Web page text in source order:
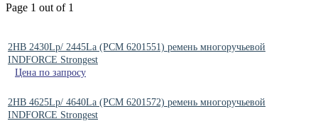
Page 1 out of 1
2HB 2430Lp/ 2445La (РСМ 6201551) ремень многоручьевой
INDFORCE Strongest
Цена по запросу
2HB 4625Lp/ 4640La (РСМ 6201572) ремень многоручьевой
INDFORCE Strongest